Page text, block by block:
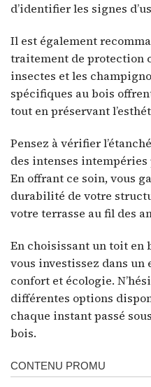
d’identifier les signes
Il est également
traitement de protection
insectes et les
spécifiques au bois
tout en préservant
Pensez à vérifier
des intenses
En offrant ce soin, vous
durabilité de votre
votre terrasse au fil des
En choisissant un toit en
vous investissez dans
confort et écologie.
différentes options
chaque instant passé
bois.